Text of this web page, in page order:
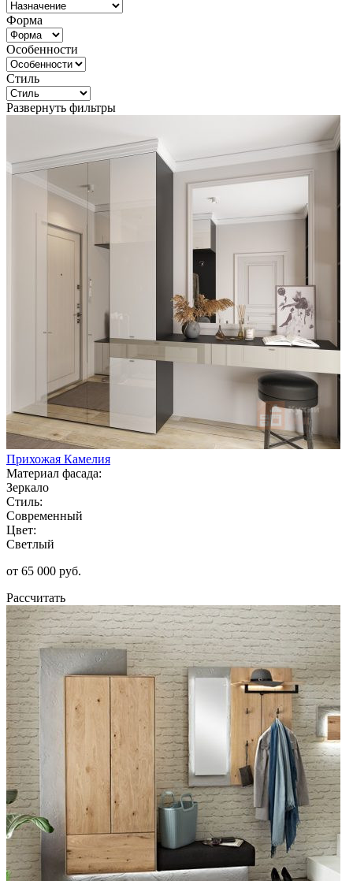
Форма
Особенности
Стиль
Развернуть фильтры
Прихожая Камелия
Материал фасада:
Зеркало
Стиль:
Современный
Цвет:
Светлый
от 65 000 руб.
Рассчитать